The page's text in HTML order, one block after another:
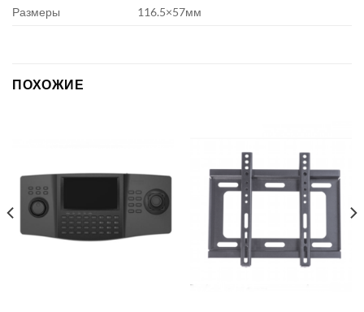
Размеры
116.5×57мм
ПОХОЖИЕ